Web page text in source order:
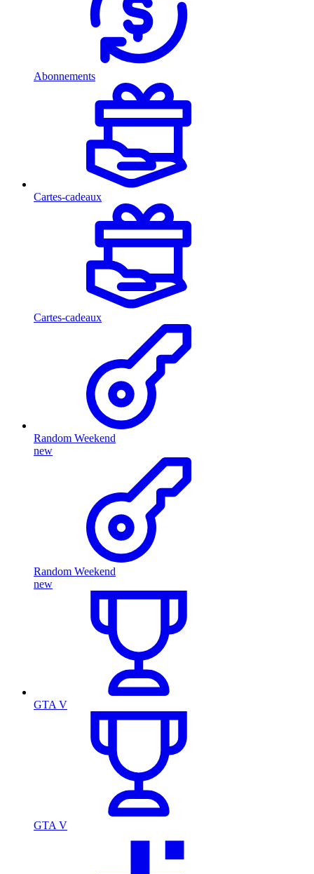
Abonnements
Cartes-cadeaux
Cartes-cadeaux
Random Weekend
new
Random Weekend
new
GTA V
GTA V